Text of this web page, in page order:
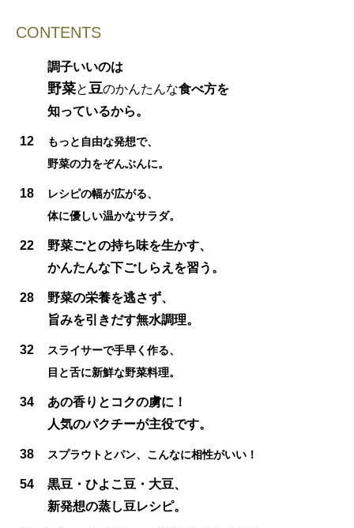
CONTENTS
調子いいのは
野菜と豆のかんたんな食べ方を
知っているから。
12
もっと自由な発想で、
野菜の力をぞんぶんに。
18
レシピの幅が広がる、
体に優しい温かなサラダ。
22
野菜ごとの持ち味を生かす、
かんたんな下ごしらえを習う。
28
野菜の栄養を逃さず、
旨みを引きだす無水調理。
32
スライサーで手早く作る、
目と舌に新鮮な野菜料理。
34
あの香りとコクの虜に！
人気のパクチーが主役です。
38 スプラウトとパン、こんなに相性がいい！
54
黒豆・ひよこ豆・大豆、
新発想の蒸し豆レシピ。